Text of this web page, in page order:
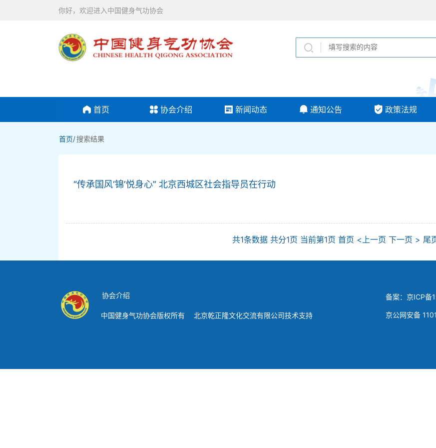
你好，欢迎进入中国健身气功协会
首页 协会介绍 新闻动态 通知公告 政策法规
首页/搜索结果
“传承国风‘锦’悦身心” 北京西城区社会指导员在行动
共1条数据 共分1页 当前第1页 首页 <上一页 下一页 > 尾
协会介绍
中国健身气功协会版权所有 北京乾正隆文化交流有限公司技术支持
备案：京ICP备
京公网安备